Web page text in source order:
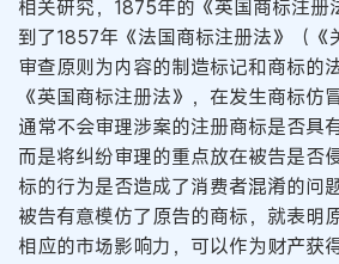
相关研究，1875年的《英国商标注册
到了1857年《法国商标注册法》（《
审查原则为内容的制造标记和商标的
《英国商标注册法》，在发生商标仿
通常不会审理涉案的注册商标是否具
而是将纠纷审理的重点放在被告是否
标的行为是否造成了消费者混淆的问
被告有意模仿了原告的商标，就表明
相应的市场影响力，可以作为财产获